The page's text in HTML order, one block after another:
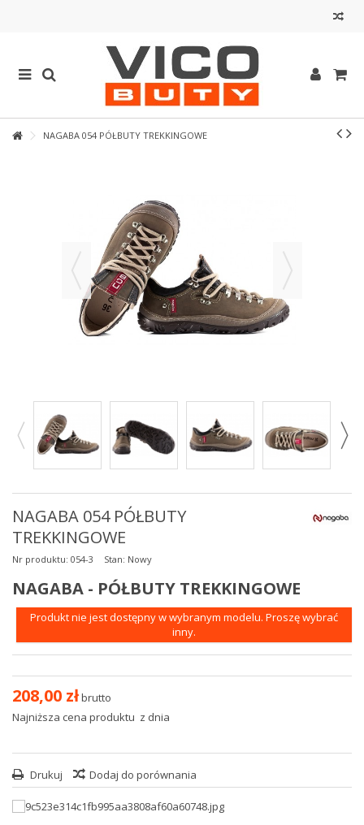
NAGABA 054 PÓŁBUTY TREKKINGOWE
NAGABA 054 PÓŁBUTY
TREKKINGOWE
Nr produktu: 054-3 Stan: Nowy
NAGABA - PÓŁBUTY TREKKINGOWE
Produkt nie jest dostępny w wybranym modelu. Proszę wybrać
inny.
208,00 złbrutto
Najniższa cena produktu z dnia
Drukuj Dodaj do porównania